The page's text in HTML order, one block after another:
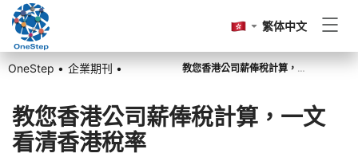
香港公司註冊
香港公司周年申報
繁体中文
OneStep • 企業期刊 • 教您香港公司薪俸稅計算，一文看清香港稅率
教您香港公司薪俸稅計算，一文
看清香港稅率